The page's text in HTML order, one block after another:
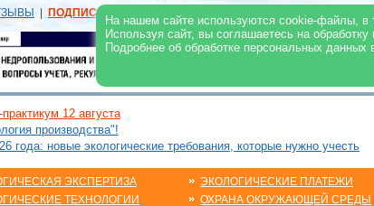
На нашем сайте используются cookie-файлы, в
Используя сайт, вы соглашаетесь на
Подробнее об обработке персональных данных
ПОДПИСКА | В ЖУРНАЛЕ В ИНТЕРНЕТ
12 августа
производства"!
года: новые экологические требования, которые нужно учесть
ЭКСПЕРТИЗА
ТЕХНОЛОГИИ
ЭКОЛОГИЧЕСКИЕ ПЛАТЕЖИ
ОХРАНА ОКРУЖАЮЩЕЙ СРЕДЫ